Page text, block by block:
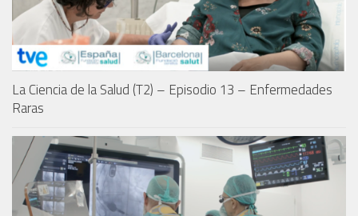
La Ciencia de la Salud (T2) – Episodio 13 – Enfermedades
Raras